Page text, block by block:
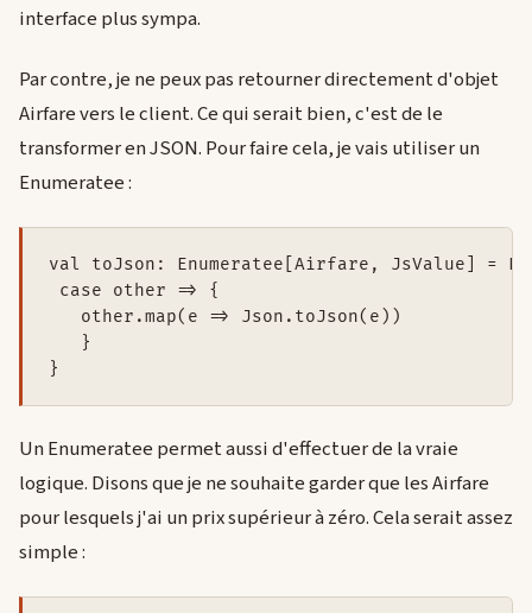
interface plus sympa.
Par contre, je ne peux pas retourner directement d'objet
Airfare vers le client. Ce qui serait bien, c'est de le
transformer en JSON. Pour faire cela, je vais utiliser un
Enumeratee :
val toJson: Enumeratee[Airfare, JsValue] =
case other => {
   other.map(e => Json.toJson(e))
   }
}
Un Enumeratee permet aussi d'effectuer de la vraie
logique. Disons que je ne souhaite garder que les Airfare
pour lesquels j'ai un prix supérieur à zéro. Cela serait assez
simple :